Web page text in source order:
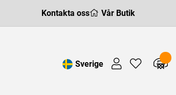
Kontakta oss Vår Butik
Sverige